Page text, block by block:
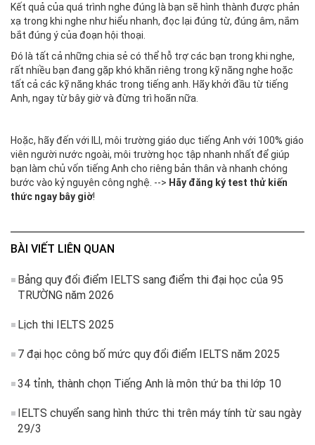
Kết quả của quá trình nghe đúng là bạn sẽ hình thành được phản
xạ trong khi nghe như hiểu nhanh, đọc lại đúng từ, đúng âm, nắm
bắt đúng ý của đoạn hội thoại.
Đó là tất cả những chia sẻ có thể hỗ trợ các bạn trong khi nghe,
rất nhiều bạn đang gặp khó khăn riêng trong kỹ năng nghe hoặc
tất cả các kỹ năng khác trong tiếng anh. Hãy khởi đầu từ tiếng
Anh, ngay từ bây giờ và đừng trì hoãn nữa.
Hoặc, hãy đến với ILI, môi trường giáo dục tiếng Anh với 100% giáo
viên người nước ngoài, môi trường học tập nhanh nhất để giúp
bạn làm chủ vốn tiếng Anh cho riêng bản thân và nhanh chóng
bước vào kỷ nguyên công nghệ. --> Hãy đăng ký test thử kiến
thức ngay bây giờ!
BÀI VIẾT LIÊN QUAN
Bảng quy đổi điểm IELTS sang điểm thi đại học của 95
TRƯỜNG năm 2026
Lịch thi IELTS 2025
7 đại học công bố mức quy đổi điểm IELTS năm 2025
34 tỉnh, thành chọn Tiếng Anh là môn thứ ba thi lớp 10
IELTS chuyển sang hình thức thi trên máy tính từ sau ngày
29/3